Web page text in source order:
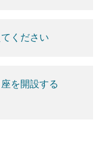
ください
を開設する